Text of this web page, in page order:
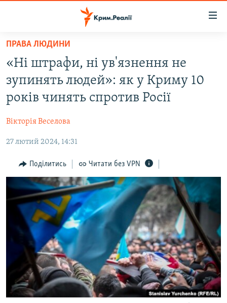
Перейти
основного
матеріалу
Перейти
до
основної
навігації
Перейти
пошуку
ВОДА.КРИМ
ВІДЕО ТА ФОТО
БЛОГИ
ПОГЛЯД
ІНТЕРВ'Ю
ВСЕ ЗА ДЕНЬ
СПЕЦПРОЕКТИ
ДЕПОРТАЦІЯ
ВІДЕОУРОКИ «ELIFBE»
СВІДЧЕННЯ ОКУПАЦІЇ
УКРАЇНСЬКА ПРОБЛЕМА КРИМУ
ІНФОГРАФІКА
ЯК ОБІЙТИ БЛОКУВАННЯ
Русский
Qırımtatar
ДОЛУЧАЙСЯ!
ПРАВА ЛЮДИНИ
«Ні штрафи, ні ув'язнення не
зупинять людей»: як у Криму 10
років чинять спротив Росії
Вікторія Веселова
27 лютий 2024, 14:31
Поділитись Читати без VPN